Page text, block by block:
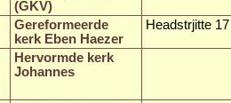
(GKV)
Gereformeerde
kerk Eben Haezer
Headstrjitte 17
Hervormde kerk
Johannes